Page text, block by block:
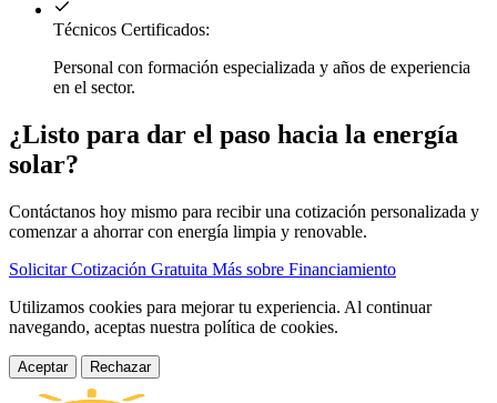
Técnicos Certificados:
Personal con formación especializada y años de experiencia
en el sector.
¿Listo para dar el paso hacia la energía
solar?
Contáctanos hoy mismo para recibir una cotización personalizada y
comenzar a ahorrar con energía limpia y renovable.
Solicitar Cotización Gratuita Más sobre Financiamiento
Utilizamos cookies para mejorar tu experiencia. Al continuar
navegando, aceptas nuestra política de cookies.
Aceptar Rechazar